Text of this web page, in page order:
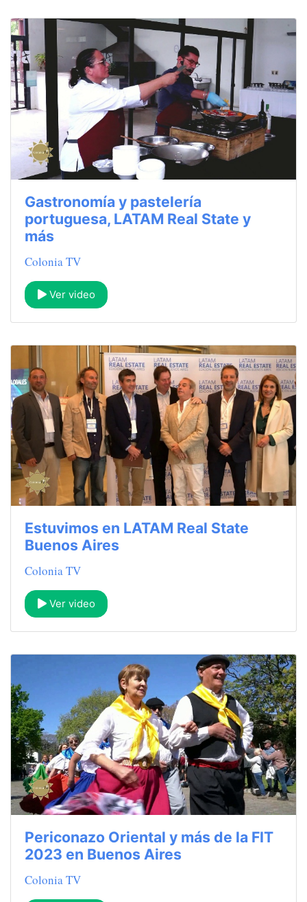
Gastronomía y pastelería
portuguesa, LATAM Real State y
más
Colonia TV
Ver video
Estuvimos en LATAM Real State
Buenos Aires
Colonia TV
Ver video
Periconazo Oriental y más de la FIT
2023 en Buenos Aires
Colonia TV